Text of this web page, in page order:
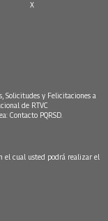
X
Solicitudes y Felicitaciones a
de RTVC
Contacto PQRSD.
el cual usted podrá realizar el